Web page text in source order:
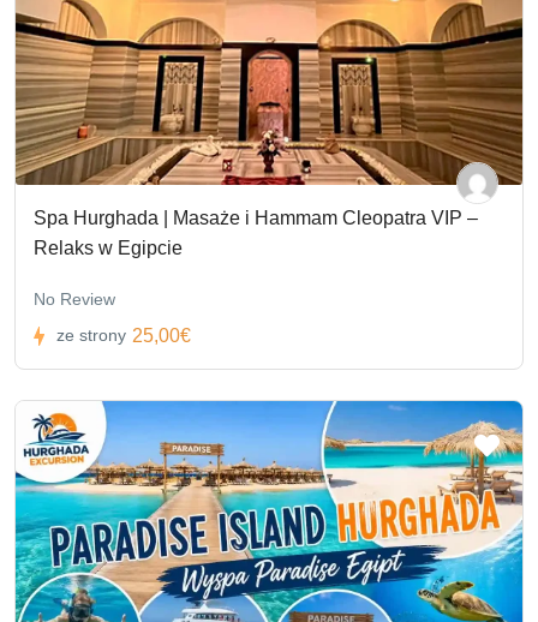
Spa Hurghada | Masaże i Hammam Cleopatra VIP –
Relaks w Egipcie
No Review
ze strony 25,00€